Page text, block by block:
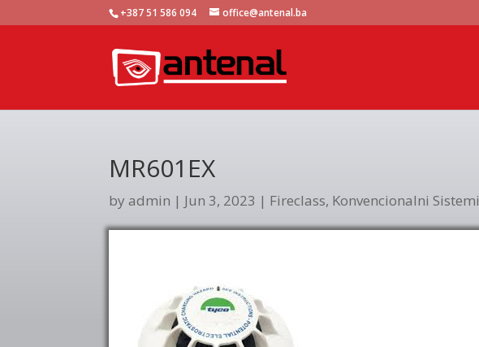
+387 51 586 094 office@antenal.ba
MR601EX
byadmin | Jun 3, 2023 | Fireclass, Konvencionalni Sistemi